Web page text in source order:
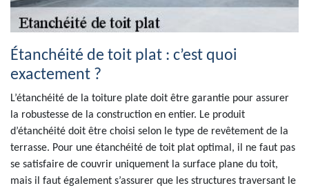
Étanchéité de toit plat : c’est quoi
exactement ?
L’étanchéité de la toiture plate doit être garantie pour assurer
la robustesse de la construction en entier. Le produit
d’étanchéité doit être choisi selon le type de revêtement de la
terrasse. Pour une étanchéité de toit plat optimal, il ne faut pas
se satisfaire de couvrir uniquement la surface plane du toit,
mais il faut également s’assurer que les structures traversant le